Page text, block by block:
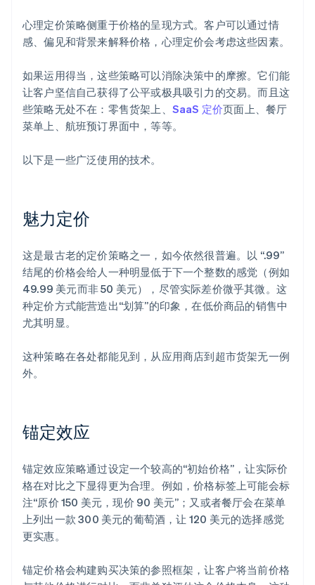
心理定价策略侧重于价格的呈现方式。客户可以通过情
感、偏见和背景来解释价格，心理定价会考虑这些因素。
如果运用得当，这些策略可以消除决策中的摩擦。它们能
让客户坚信自己获得了公平或极具吸引力的交易。而且这
些策略无处不在：零售货架上、 SaaS 定价页面上、餐厅
菜单上、航班预订界面中，等等。
以下是一些广泛使用的技术。
魅力定价
这是最古老的定价策略之一，如今依然很普遍。以 “.99”
结尾的价格会给人一种明显低于下一个整数的感觉（例如
49.99 美元而非 50 美元），尽管实际差价微乎其微。这
种定价方式能营造出“划算”的印象，在低价商品的销售中
尤其明显。
这种策略在各处都能见到，从应用商店到超市货架无一例
外。
锚定效应
锚定效应策略通过设定一个较高的“初始价格”，让实际价
格在对比之下显得更为合理。例如，价格标签上可能会标
注“原价 150 美元，现价 90 美元”；又或者餐厅会在菜单
上列出一款 300 美元的葡萄酒，让 120 美元的选择感觉
更实惠。
锚定价格会构建购买决策的参照框架，让客户将当前价格